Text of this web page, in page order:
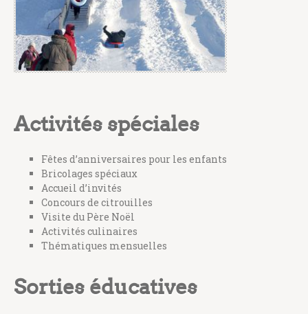
Activités spéciales
Fêtes d’anniversaires pour les enfants
Bricolages spéciaux
Accueil d’invités
Concours de citrouilles
Visite du Père Noël
Activités culinaires
Thématiques mensuelles
Sorties éducatives